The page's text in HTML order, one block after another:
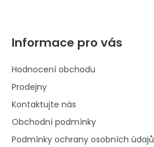
Informace pro vás
Hodnocení obchodu
Prodejny
Kontaktujte nás
Obchodní podmínky
Podmínky ochrany osobních údajů